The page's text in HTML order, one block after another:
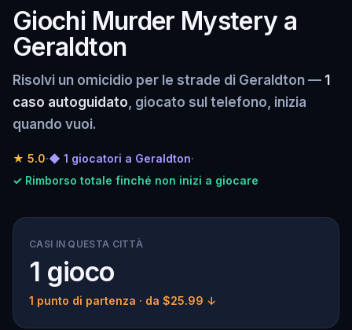
Giochi Murder Mystery a
Geraldton
Risolvi un omicidio per le strade di Geraldton — 1
caso autoguidato, giocato sul telefono, inizia
quando vuoi.
★ 5.0·◆ 1 giocatori a Geraldton·
✓ Rimborso totale finché non inizi a giocare
CASI IN QUESTA CITTÀ
1 gioco
1 punto di partenza · da $25.99 ↓